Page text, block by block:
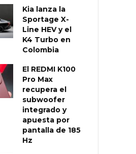
Kia lanza la
Sportage X-
Line HEV y el
K4 Turbo en
Colombia
El REDMI K100
Pro Max
recupera el
subwoofer
integrado y
apuesta por
pantalla de 185
Hz